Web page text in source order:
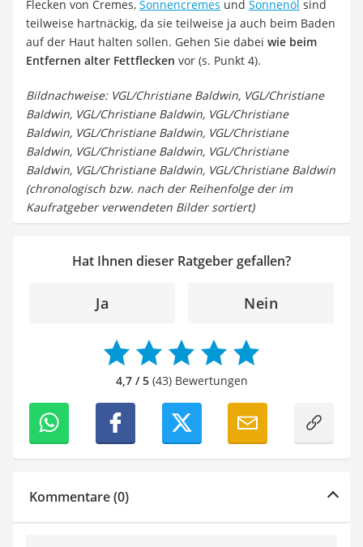
Flecken von Cremes, Sonnencremes und Sonnenöl sind
teilweise hartnäckig, da sie teilweise ja auch beim Baden
auf der Haut halten sollen. Gehen Sie dabei wie beim
Entfernen alter Fettflecken vor (s. Punkt 4).
Bildnachweise: VGL/Christiane Baldwin, VGL/Christiane
Baldwin, VGL/Christiane Baldwin, VGL/Christiane
Baldwin, VGL/Christiane Baldwin, VGL/Christiane
Baldwin, VGL/Christiane Baldwin, VGL/Christiane
Baldwin, VGL/Christiane Baldwin, VGL/Christiane Baldwin
(chronologisch bzw. nach der Reihenfolge der im
Kaufratgeber verwendeten Bilder sortiert)
Hat Ihnen dieser Ratgeber gefallen?
Ja Nein
4,7 / 5(43) Bewertungen
Kommentare (0)